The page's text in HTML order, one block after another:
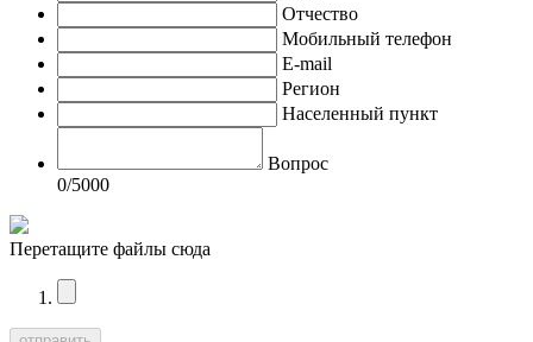
Отчество
Мобильный телефон
E-mail
Регион
Населенный пункт
Вопрос
0/5000
Перетащите файлы сюда